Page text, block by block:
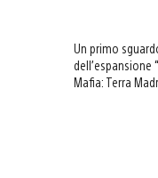
Un primo
dell’espansione
Mafia: Terra